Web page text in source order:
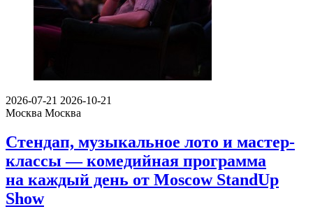
2026-07-21 2026-10-21
Москва Москва
Стендап, музыкальное лото и мастер-
классы — комедийная программа
на каждый день от Moscow StandUp
Show